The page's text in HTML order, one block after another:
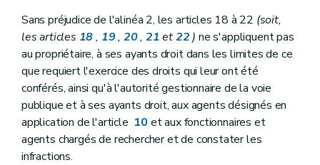
Sans préjudice de l'alinéa 2, les articles 18 à 22 (soit,
les articles 18, 19, 20, 21et22) ne s'appliquent pas
au propriétaire, à ses ayants droit dans les limites de ce
que requiert l'exercice des droits qui leur ont été
conférés, ainsi qu'à l'autorité gestionnaire de la voie
publique et à ses ayants droit, aux agents désignés en
application de l'article 10 et aux fonctionnaires et
agents chargés de rechercher et de constater les
infractions.